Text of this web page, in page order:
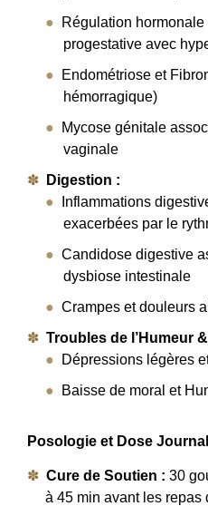
Régulation hormonale
progestative avec
Endométriose et
hémorragique)
Mycose génitale
vaginale
Digestion :
Inflammations
exacerbées par le
Candidose digestive
dysbiose intestinale
Crampes et douleurs
Troubles de l’Humeur
Dépressions légères
Baisse de moral et
Posologie et Dose
Cure de Soutien : 30
à 45 min avant les repas